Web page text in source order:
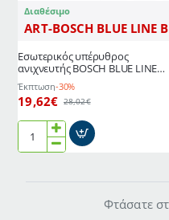
Διαθέσιμο
ART-BOSCH BLUE LINE
Εσωτερικός υπέρυθρος
ανιχνευτής BOSCH BLUE LINE
BPR2-W12 με κάλυψη 12x12m
Έκπτωση-30%
19,62€ 28,02€
Εσωτερικός
Φτάσατε